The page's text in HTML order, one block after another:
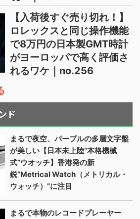
【入荷後すぐ売り切れ！】
ロレックスと同じ操作機能
で8万円の日本製GMT時計
がヨーロッパで高く評価さ
れるワケ｜no.256
ド
まるで夜空、パープルの多層文字盤
が美しい【日本未上陸“本格機械
式”ウオッチ】香港発の新
鋭“Metrical Watch（メトリカル・
ウォッチ）”に注目
まるで本物のレコードプレーヤー